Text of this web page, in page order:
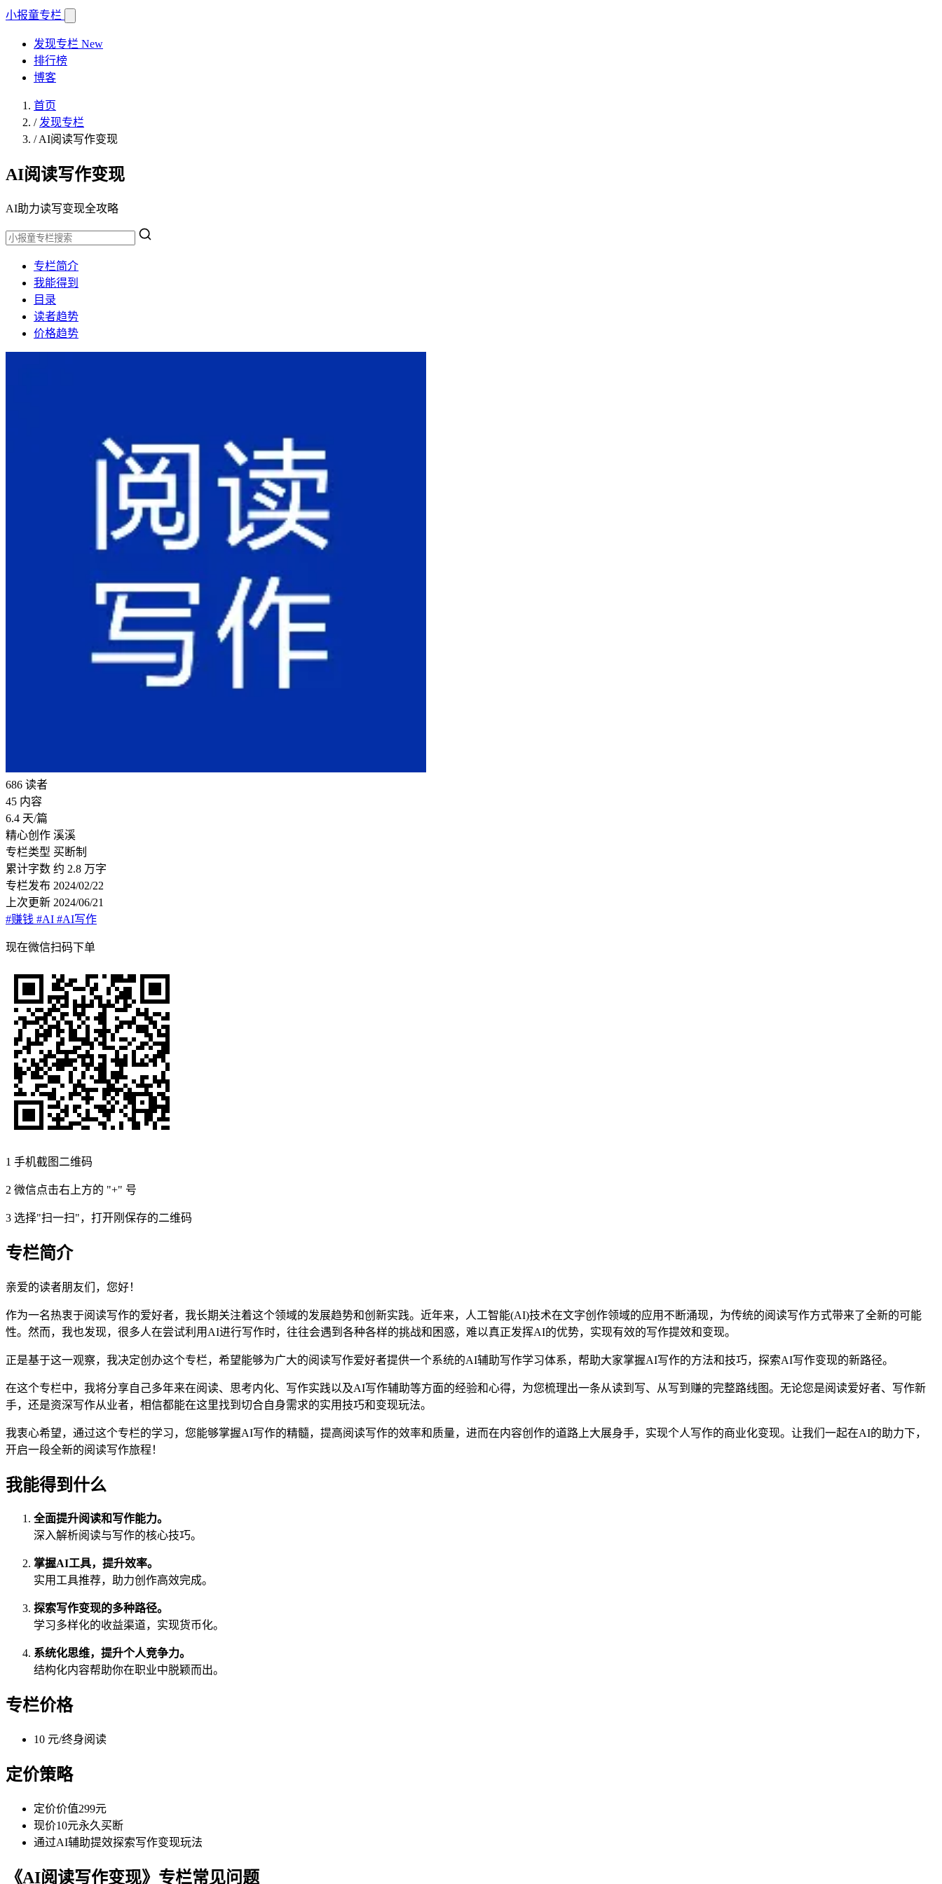
小报童专栏
发现专栏 New
排行榜
博客
首页
/ 发现专栏
/AI阅读写作变现
AI阅读写作变现
AI助力读写变现全攻略
专栏简介
我能得到
目录
读者趋势
价格趋势
686 读者
45 内容
6.4 天/篇
精心创作 溪溪
专栏类型 买断制
累计字数 约 2.8 万字
专栏发布 2024/02/22
上次更新 2024/06/21
#赚钱 #AI #AI写作
现在微信扫码下单
1 手机截图二维码
2 微信点击右上方的 "+" 号
3 选择"扫一扫"，打开刚保存的二维码
专栏简介
亲爱的读者朋友们，您好！
作为一名热衷于阅读写作的爱好者，我长期关注着这个领域的发展趋势和创新实践。近年来，人工智能(AI)技术在文字创作领域的应用不断涌现，为传统的阅读写作方式带来了全新的可能
性。然而，我也发现，很多人在尝试利用AI进行写作时，往往会遇到各种各样的挑战和困惑，难以真正发挥AI的优势，实现有效的写作提效和变现。
正是基于这一观察，我决定创办这个专栏，希望能够为广大的阅读写作爱好者提供一个系统的AI辅助写作学习体系，帮助大家掌握AI写作的方法和技巧，探索AI写作变现的新路径。
在这个专栏中，我将分享自己多年来在阅读、思考内化、写作实践以及AI写作辅助等方面的经验和心得，为您梳理出一条从读到写、从写到赚的完整路线图。无论您是阅读爱好者、写作新
手，还是资深写作从业者，相信都能在这里找到切合自身需求的实用技巧和变现玩法。
我衷心希望，通过这个专栏的学习，您能够掌握AI写作的精髓，提高阅读写作的效率和质量，进而在内容创作的道路上大展身手，实现个人写作的商业化变现。让我们一起在AI的助力下，
开启一段全新的阅读写作旅程！
我能得到什么
全面提升阅读和写作能力。
深入解析阅读与写作的核心技巧。
掌握AI工具，提升效率。
实用工具推荐，助力创作高效完成。
探索写作变现的多种路径。
学习多样化的收益渠道，实现货币化。
系统化思维，提升个人竞争力。
结构化内容帮助你在职业中脱颖而出。
专栏价格
10 元/终身阅读
定价策略
定价价值299元
现价10元永久买断
通过AI辅助提效探索写作变现玩法
《AI阅读写作变现》专栏常见问题